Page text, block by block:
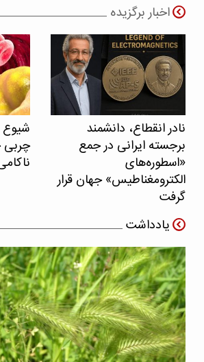
اخبار برگزیده
نادر انقطاع، دانشمند
برجسته ایرانی در جمع
«اسطوره‌های
الکترومغناطیس» جهان قرار
گرفت
چربی
یادداشت